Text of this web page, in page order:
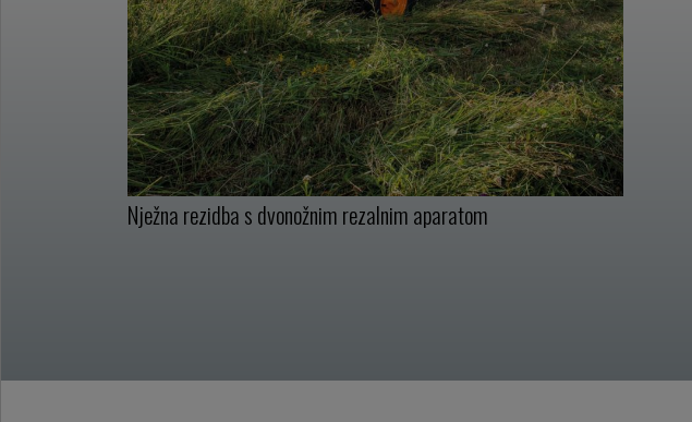
Nježna rezidba s dvonožnim rezalnim aparatom